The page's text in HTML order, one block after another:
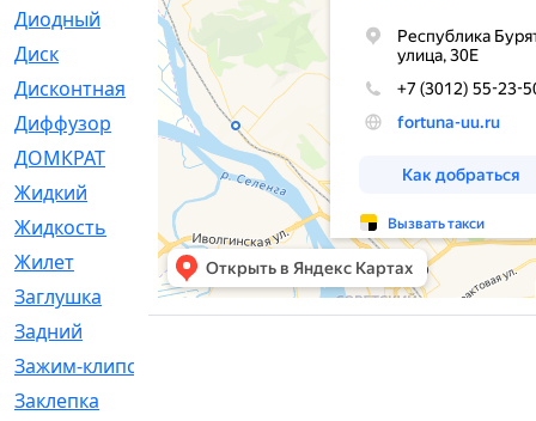
Диодный
[3]
Диск
[418]
Дисконтная
Диффузор
[1]
ДОМКРАТ
[1]
Жидкий
[5]
Жидкость
Жилет
[1]
Заглушка
[21]
Задний
Зажим-клипса
Заклепка